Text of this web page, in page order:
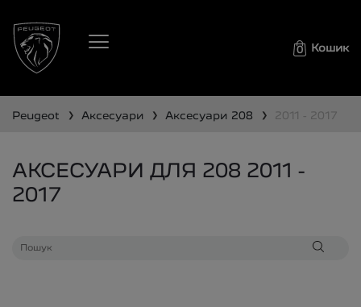
0 Кошик
peugeot ❯ аксесуари ❯ аксесуари 208 ❯ 2011 - 2017
АКСЕСУАРИ ДЛЯ 208 2011 -
2017